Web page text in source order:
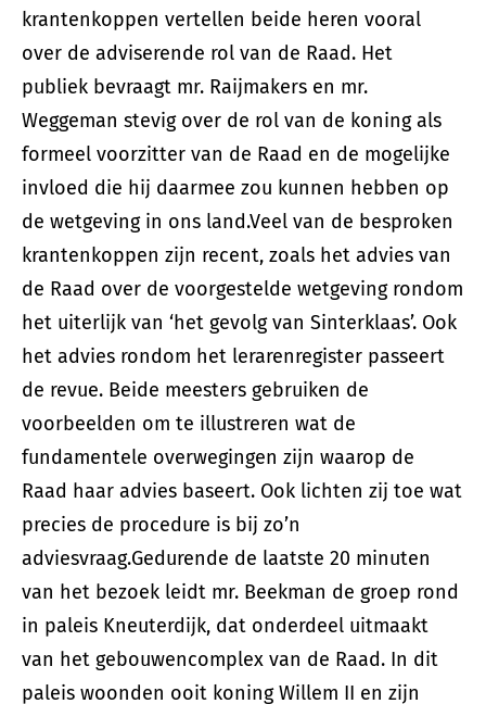
krantenkoppen vertellen beide heren vooral
over de adviserende rol van de Raad. Het
publiek bevraagt mr. Raijmakers en mr.
Weggeman stevig over de rol van de koning als
formeel voorzitter van de Raad en de mogelijke
invloed die hij daarmee zou kunnen hebben op
de wetgeving in ons land.Veel van de besproken
krantenkoppen zijn recent, zoals het advies van
de Raad over de voorgestelde wetgeving rondom
het uiterlijk van ‘het gevolg van Sinterklaas’. Ook
het advies rondom het lerarenregister passeert
de revue. Beide meesters gebruiken de
voorbeelden om te illustreren wat de
fundamentele overwegingen zijn waarop de
Raad haar advies baseert. Ook lichten zij toe wat
precies de procedure is bij zo’n
adviesvraag.Gedurende de laatste 20 minuten
van het bezoek leidt mr. Beekman de groep rond
in paleis Kneuterdijk, dat onderdeel uitmaakt
van het gebouwencomplex van de Raad. In dit
paleis woonden ooit koning Willem II en zijn